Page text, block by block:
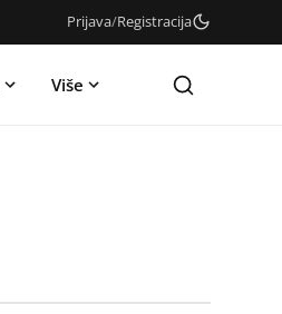
Prijava/Registracija
Više